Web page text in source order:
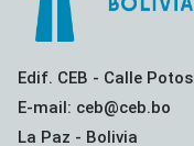
Edif. CEB - Calle
E-mail: ceb@ceb.bo
La Paz - Bolivia